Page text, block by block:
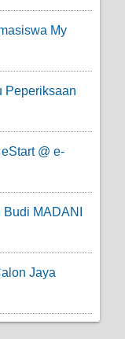
My
Peperiksaan
@ e-
MADANI
Jaya